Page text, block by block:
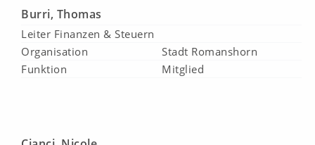
Burri, Thomas
Leiter Finanzen & Steuern
Organisation
Stadt Romanshorn
Funktion
Mitglied